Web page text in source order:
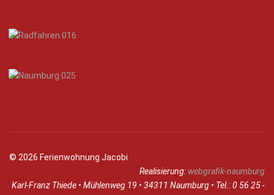
© 2026 Ferienwohnung Jacobi
Realisierung: webgrafik-naumburg
Karl-Franz Thiede • Mühlenweg 19 • 34311 Naumburg • Tel.: 0 56 25 -